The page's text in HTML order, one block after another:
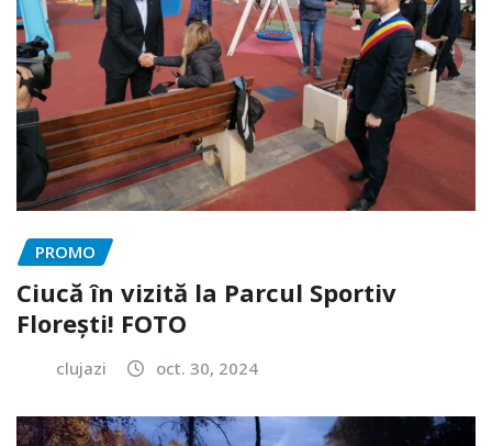
PROMO
Ciucă în vizită la Parcul Sportiv
Florești! FOTO
clujazi oct. 30, 2024